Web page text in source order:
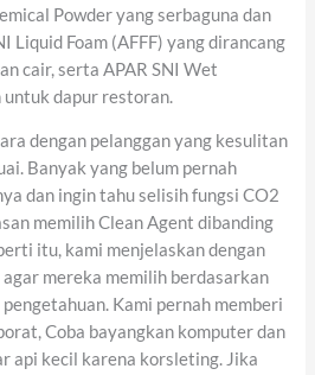
Powder yang serbaguna dan
Liquid Foam (AFFF) yang dirancang
cair, serta APAR SNI Wet
dapur restoran.
dengan pelanggan yang kesulitan
Banyak yang belum pernah
dan ingin tahu selisih fungsi CO2
memilih Clean Agent dibanding
itu, kami menjelaskan dengan
mereka memilih berdasarkan
Kami pernah memberi
Coba bayangkan komputer dan
api kecil karena korsleting. Jika